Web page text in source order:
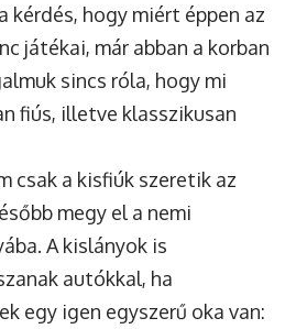
kérdés, hogy miért éppen az
játékai, már abban a korban
sincs róla, hogy mi
fiús, illetve klasszikusan
csak a kisfiúk szeretik az
megy el a nemi
A kislányok is
autókkal, ha
egy igen egyszerű oka van: